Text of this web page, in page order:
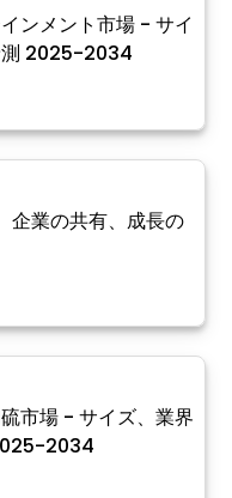
ンメント市場 - サイ
測 2025-2034
企業の共有、成長の
市場 - サイズ、業界
2034